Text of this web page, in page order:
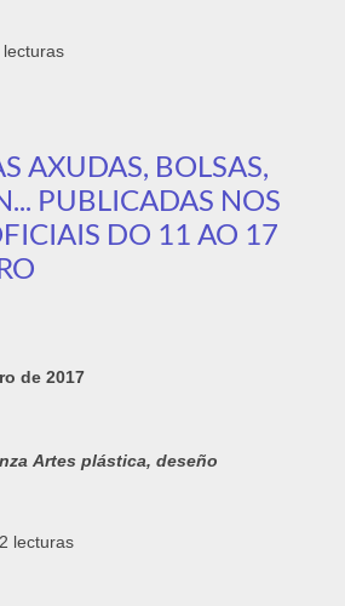
Acto de inauguración das xornadas de
lecturas
AXUDAS, BOLSAS,
PUBLICADAS NOS
DO 11 AO 17
de 2017
Artes plástica, deseño
Resumo das axudas, bolsas,
lecturas